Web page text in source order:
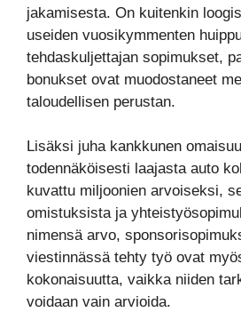
jakamisesta. On kuitenkin
useiden vuosikymmenten
tehdaskuljettajan sopimukset,
bonukset ovat muodostaneet
taloudellisen perustan.
Lisäksi juha kankkunen
todennäköisesti laajasta auto
kuvattu miljoonien arvoiseksi,
omistuksista ja
nimensä arvo,
viestinnässä tehty työ ovat
kokonaisuutta, vaikka niiden
voidaan vain arvioida.